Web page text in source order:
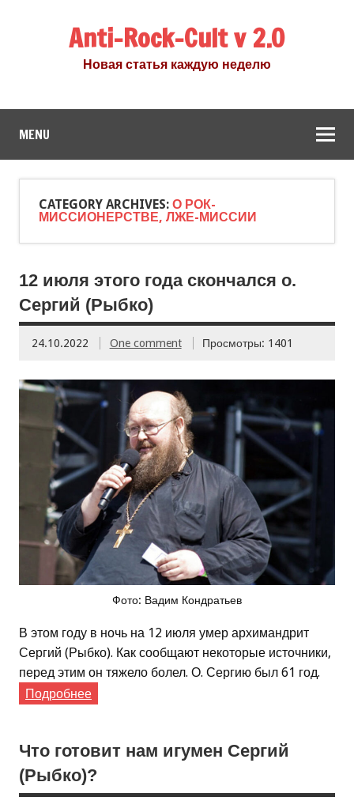
Anti-Rock-Cult v 2.0
Новая статья каждую неделю
MENU
CATEGORY ARCHIVES: О РОК-
МИССИОНЕРСТВЕ, ЛЖЕ-МИССИИ
12 июля этого года скончался о.
Сергий (Рыбко)
24.10.2022 One comment Просмотры: 1401
Фото: Вадим Кондратьев
В этом году в ночь на 12 июля умер архимандрит
Сергий (Рыбко). Как сообщают некоторые источники,
перед этим он тяжело болел. О. Сергию был 61 год.
Подробнее
Что готовит нам игумен Сергий
(Рыбко)?